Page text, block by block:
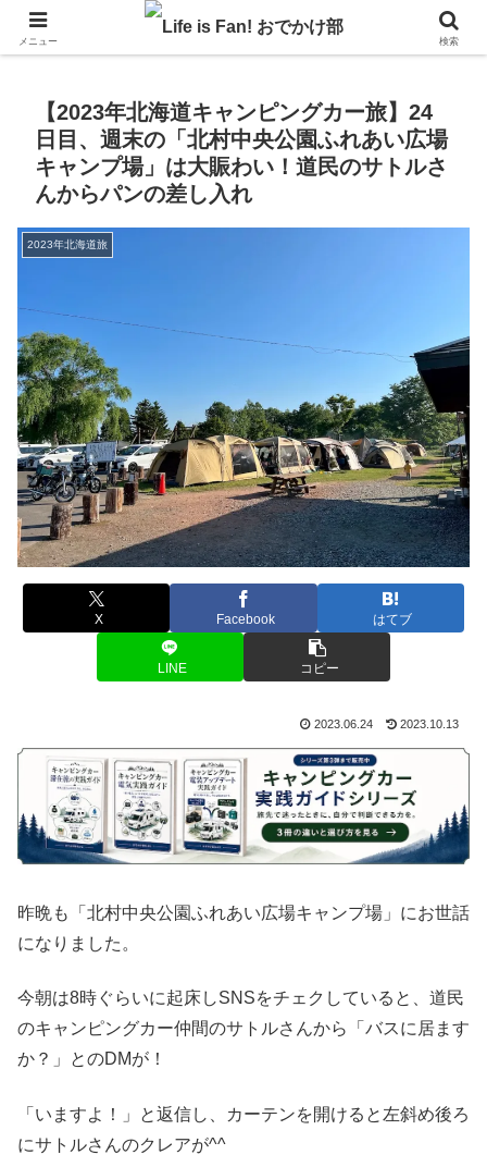
自作キャンピングカーで1年の3分の1を北海道でのんびりバンライフ♪
【2023年北海道キャンピングカー旅】24
日目、週末の「北村中央公園ふれあい広場
キャンプ場」は大賑わい！道民のサトルさ
んからパンの差し入れ
2023年北海道旅
X Facebook はてブ
LINE コピー
2023.06.24 2023.10.13
昨晩も「北村中央公園ふれあい広場キャンプ場」にお世話
になりました。
今朝は8時ぐらいに起床しSNSをチェクしていると、道民
のキャンピングカー仲間のサトルさんから「バスに居ます
か？」とのDMが！
「いますよ！」と返信し、カーテンを開けると左斜め後ろ
にサトルさんのクレアが^^
メニュー 検索